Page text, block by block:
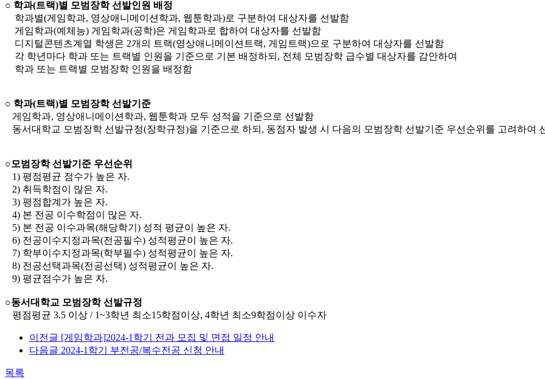
○ 학과(트랙)별 모범장학 선발인원 배정
학과별(게임학과, 영상애니메이션학과, 웹툰학과)로 구분하여 대상자를 선발함
게임학과(예체능) 게임학과(공학)은 게임학과로 합하여 대상자를 선발함
디지털콘텐츠계열 학생은 2개의 트랙(영상애니메이션트랙, 게임트랙)으로 구분하여 대상자를 선발함
각 학년마다 학과 또는 트랙별 인원을 기준으로 기본 배정하되, 전체 모범장학 급수별 대상자를 감안하여
학과 또는 트랙별 모범장학 인원을 배정함
○ 학과(트랙)별 모범장학 선발기준
게임학과, 영상애니메이션학과, 웹툰학과 모두 성적을 기준으로 선발함
동서대학교 모범장학 선발규정(장학규정)을 기준으로 하되, 동점자 발생 시 다음의 모범장학 선발기준 우선순위를 고려하여
○모범장학 선발기준 우선순위
1) 평점평균 점수가 높은 자.
2) 취득학점이 많은 자.
3) 평점합계가 높은 자.
4) 본 전공 이수학점이 많은 자.
5) 본 전공 이수과목(해당학기) 성적 평균이 높은 자.
6) 전공이수지정과목(전공필수) 성적평균이 높은 자.
7) 학부이수지정과목(학부필수) 성적평균이 높은 자.
8) 전공선택과목(전공선택) 성적평균이 높은 자.
9) 평균점수가 높은 자.
○동서대학교 모범장학 선발규정
평점평균 3.5 이상 / 1~3학년 최소15학점이상, 4학년 최소9학점이상 이수자
이전글 [게임학과]2024-1학기 전과 모집 및 면접 일정 안내
다음글 2024-1학기 부전공/복수전공 신청 안내
목록